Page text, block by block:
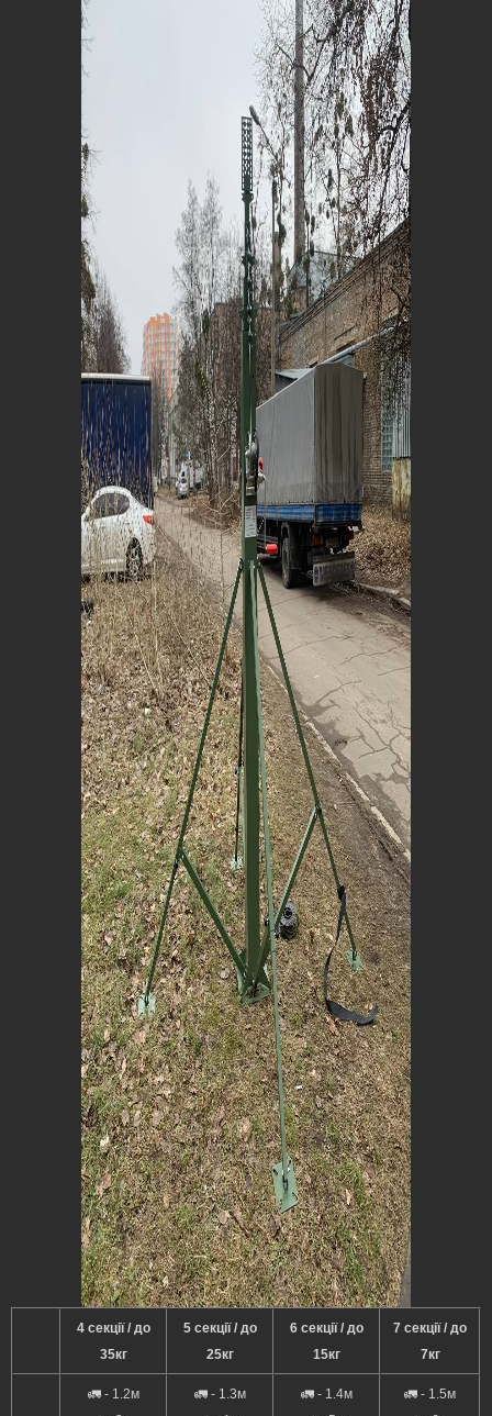
4 секції / до
35кг
5 секції / до
25кг
6 секції / до
15кг
7 секції / до
7кг
🚛 - 1.2м
🚛 - 1.3м
🚛 - 1.4м
🚛 - 1.5м